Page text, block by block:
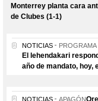
Monterrey planta cara
de Clubes (1-1)
NOTICIAS PROGRAMA
El lehendakari
año de mandato, hoy,
NOTICIAS APAGÓN